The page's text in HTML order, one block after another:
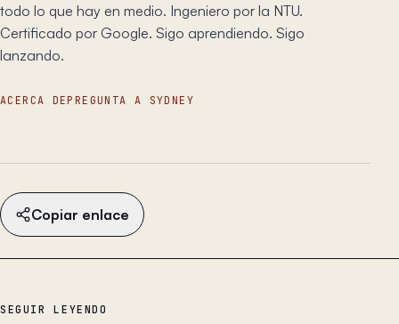
todo lo que hay en medio. Ingeniero por la NTU.
Certificado por Google. Sigo aprendiendo. Sigo
lanzando.
ACERCA DE PREGUNTA A SYDNEY
Copiar enlace
SEGUIR LEYENDO